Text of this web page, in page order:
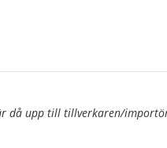
då upp till tillverkaren/